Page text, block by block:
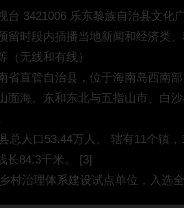
台 3421006 乐东黎族自治县文
留时段内插播当地新闻和经济类
（无线和有线）
直管自治县，位于海南岛西南部
面海。东和东北与五指山市、白
总人口53.44万人。 辖有11个镇
长84.3千米。 [3]
村治理体系建设试点单位，入选